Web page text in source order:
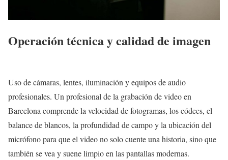
Operación técnica y calidad de imagen
Uso de cámaras, lentes, iluminación y equipos de audio
profesionales. Un profesional de la grabación de video en
Barcelona comprende la velocidad de fotogramas, los códecs, el
balance de blancos, la profundidad de campo y la ubicación del
micrófono para que el video no solo cuente una historia, sino que
también se vea y suene limpio en las pantallas modernas.